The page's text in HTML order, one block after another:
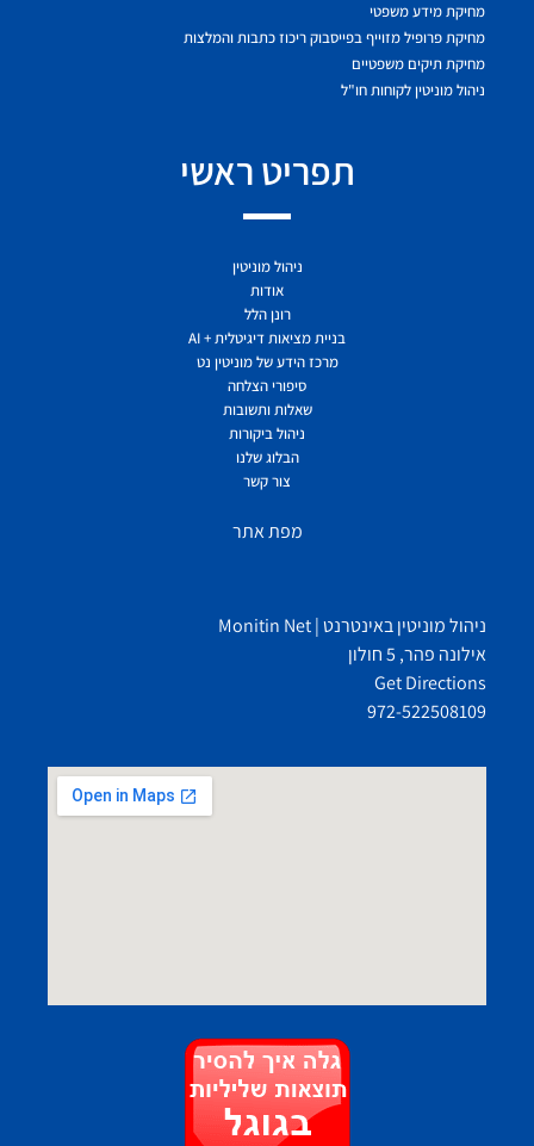
מחיקת מידע משפטי
מחיקת פרופיל מזוייף בפייסבוק ריכוז כתבות והמלצות
מחיקת תיקים משפטיים
ניהול מוניטין לקוחות חו"ל
תפריט ראשי
ניהול מוניטין
אודות
רונן הלל
בניית מציאות דיגיטלית + AI
מרכז הידע של מוניטין נט
סיפורי הצלחה
שאלות ותשובות
ניהול ביקורות
הבלוג שלנו
צור קשר
מפת אתר
ניהול מוניטין באינטרנט | Monitin Net
אילונה פהר, 5 חולון
Get Directions
972-522508109